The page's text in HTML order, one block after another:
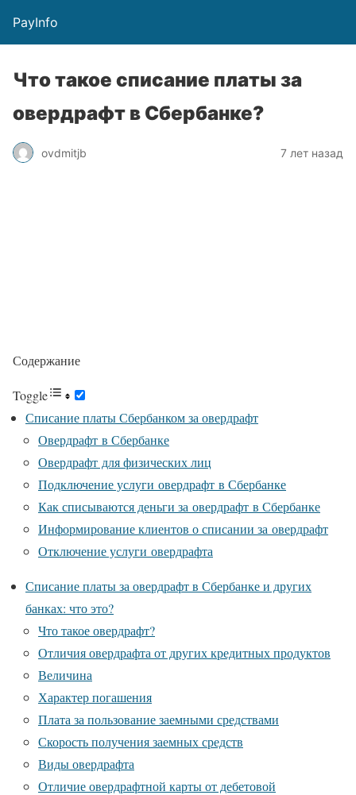
PayInfo
Что такое списание платы за
овердрафт в Сбербанке?
ovdmitjb 7 лет назад
Содержание
Toggle
Списание платы Сбербанком за овердрафт
Овердрафт в Сбербанке
Овердрафт для физических лиц
Подключение услуги овердрафт в Сбербанке
Как списываются деньги за овердрафт в Сбербанке
Информирование клиентов о списании за овердрафт
Отключение услуги овердрафта
Списание платы за овердрафт в Сбербанке и других
банках: что это?
Что такое овердрафт?
Отличия овердрафта от других кредитных продуктов
Величина
Характер погашения
Плата за пользование заемными средствами
Скорость получения заемных средств
Виды овердрафта
Отличие овердрафтной карты от дебетовой